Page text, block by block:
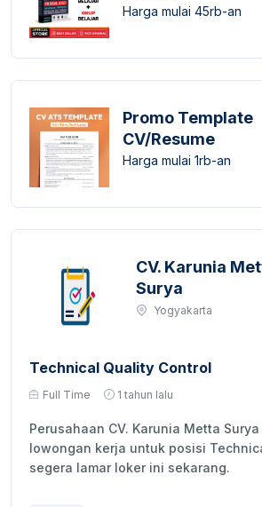
Harga mulai 45rb-an
Promo Template
CV/Resume
Harga mulai 1rb-an
CV. Karunia
Surya
Yogyakarta
Technical Quality Control
Full Time 1 tahun lalu
Perusahaan CV. Karunia Metta
lowongan kerja untuk posisi Technical Quality Control
segera lamar loker ini sekarang.